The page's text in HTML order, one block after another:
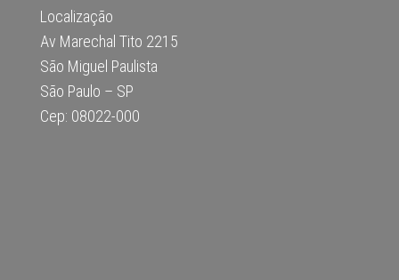
Localização
Av Marechal Tito 2215
São Miguel Paulista
São Paulo – SP
Cep: 08022-000